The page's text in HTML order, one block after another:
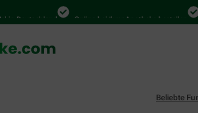
Online bei Ihrer Apotheke bestellen
Beliebte